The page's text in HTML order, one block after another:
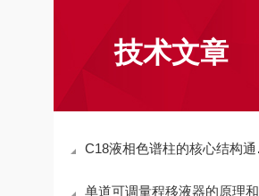
技术文章
C18液相色谱柱的核心结构通常由以下几个部分组成
单道可调量程移液器的原理和应用介绍